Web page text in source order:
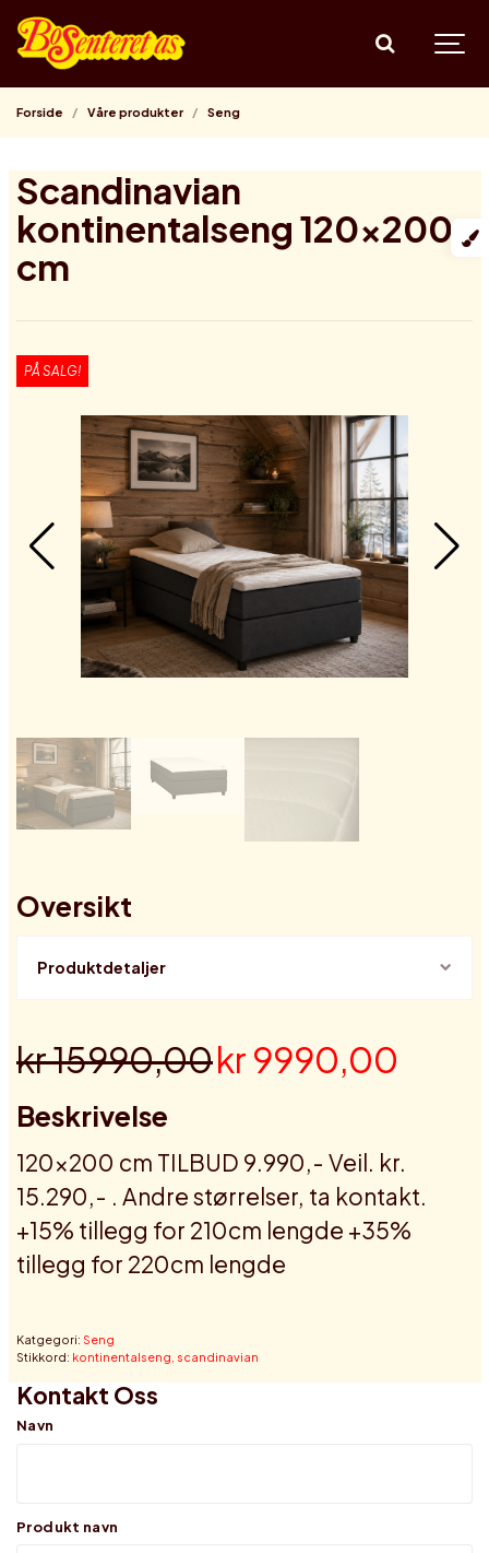
Forside Våre produkter Seng
Scandinavian
kontinentalseng 120x200
cm
PÅ SALG!
Oversikt
Produktdetaljer
kr 15990,00kr 9990,00
Beskrivelse
120x200 cm TILBUD 9.990,- Veil. kr.
15.290,- . Andre størrelser, ta kontakt.
+15% tillegg for 210cm lengde +35%
tillegg for 220cm lengde
Katgegori: Seng
Stikkord: kontinentalseng, scandinavian
Kontakt Oss
Navn
Produkt navn